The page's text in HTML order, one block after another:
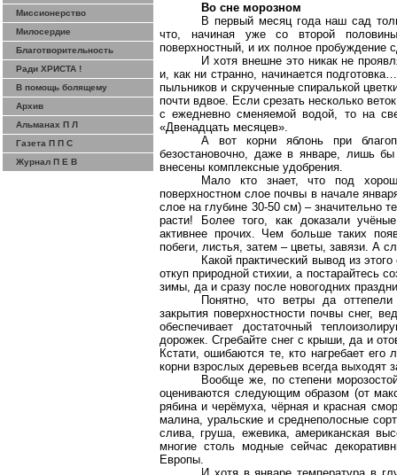
Миссионерство
Милосердие
Благотворительность
Ради ХРИСТА !
В помощь болящему
Архив
Альманах П Л
Газета П П С
Журнал П Е В
Во сне морозном
В первый месяц года наш сад
что, начиная уже со второй
поверхностный, и их полное пробуждение
И хотя внешне это никак не
и, как ни странно, начинается
пыльников и скрученные спиралькой
почти вдвое. Если срезать несколько
с ежедневно сменяемой водой, то на
«Двенадцать месяцев».
А вот корни яблонь при
безостановочно, даже в январе, лишь
внесены комплексные удобрения.
Мало кто знает, что под
поверхностном слое почвы в начале
слое на глубине 30-50 см) – значительно
расти! Более того, как доказали
активнее прочих. Чем больше таких
побеги, листья, затем – цветы, завязи. А
Какой практический вывод из
откуп природной стихии, а постарайтесь
зимы, да и сразу после новогодних
Понятно, что ветры да
закрытия поверхностности почвы снег,
обеспечивает достаточный
дорожек. Сгребайте снег с крыши, да и
Кстати, ошибаются те, кто нагребает
корни взрослых деревьев всегда выходят
Вообще же, по степени
оцениваются следующим образом (от
рябина и черёмуха, чёрная и красная
малина, уральские и среднеполосные
слива, груша, ежевика, американская
многие столь модные сейчас
Европы.